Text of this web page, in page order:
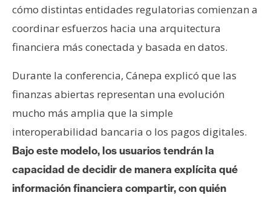
y
P
u
l
i
c
d
a
d
cómo distintas entidades regulatorias comienzan a
coordinar esfuerzos hacia una arquitectura
financiera más conectada y basada en datos.
Durante la conferencia, Cánepa explicó que las
finanzas abiertas representan una evolución
mucho más amplia que la simple
interoperabilidad bancaria o los pagos digitales.
Bajo este modelo, los usuarios tendrán la
capacidad de decidir de manera explícita qué
información financiera compartir, con quién